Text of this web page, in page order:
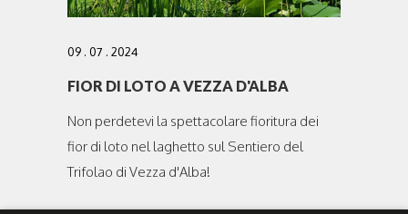
09 . 07 . 2024
FIOR DI LOTO A VEZZA D'ALBA
Non perdetevi la spettacolare fioritura dei
fior di loto nel laghetto sul Sentiero del
Trifolao di Vezza d'Alba!